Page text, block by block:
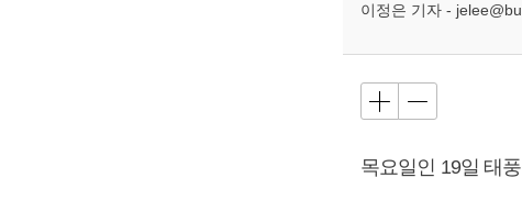
이정은 기자 -
목요일인 19일 태